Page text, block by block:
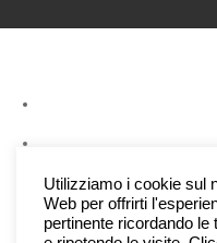
Utilizziamo i cookie sul
Web per offrirti
pertinente ricordando le